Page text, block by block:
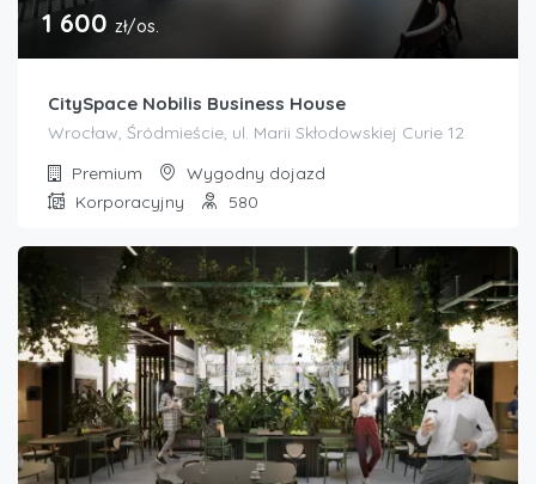
1 600 zł/os.
CitySpace Nobilis Business House
Wrocław, Śródmieście, ul. Marii Skłodowskiej Curie 12
Premium
Wygodny dojazd
Korporacyjny
580